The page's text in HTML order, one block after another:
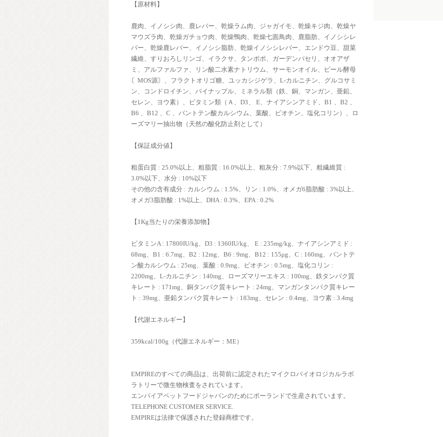
【原材料】
鹿肉、イノシシ肉、鹿レバー、乾燥ラム肉、ジャガイモ、乾燥キジ肉、乾燥ヤ
マウズラ肉、乾燥ガチョウ肉、乾燥鴨肉、乾燥七面鳥肉、鹿脂肪、イノシシレ
バー、乾燥鹿レバー、イノシシ脂肪、乾燥イノシシレバー、エンドウ豆、甜菜
繊維、すりおろしリンゴ、イラクサ、タンポポ、ガーデンパセリ、オオアザ
ミ、アルファルファ、リン酸二水素ナトリウム、サーモンオイル、ビール酵母
〘MOS源〙、フラクトオリゴ糖、ユッカシジゲラ、L-カルニチン、グルコサミ
ン、コンドロイチン、パイナップル、ミネラル類（鉄、銅、マンガン、亜鉛、
セレン、ヨウ素）、ビタミン類（Ａ、D3、 E、ナイアシンアミド、B1 、B2 、
B6 、B12 、C 、パントテン酸カルシウム、葉酸、ビオチン、塩化コリン）、ロ
ーズマリー抽出物（天然の酸化防止剤として）
【保証成分値】
粗蛋白質 : 25.0%以上、粗脂質 : 16.0%以上、粗灰分 : 7.9%以下、粗繊維質 :
3.0%以下、水分 : 10%以下
その他の含有成分 : カルシウム : 1.5%、リン : 1.0%、オメガ6脂肪酸 : 3%以上、
オメガ3脂肪酸 : 1%以上、DHA : 0.3%、EPA : 0.2%
【1Kg当たりの栄養添加物】
ビタミンA : 17800IU/kg、D3 : 1360IU/kg、 E : 235mg/kg、ナイアシンアミド :
68mg、B1 : 6.7mg、B2 : 12mg、B6 : 9mg、B12 : 155μg、C : 160mg、パントテ
ン酸カルシウム : 25mg、葉酸 : 0.9mg、ビオチン : 0.5mg、塩化コリン :
2200mg、L-カルニチン : 140mg、ローズマリーエキス : 100mg、鉄タンパク質
キレート : 171mg、銅タンパク質キレート : 24mg、マンガンタンパク質キレー
ト : 39mg、亜鉛タンパク質キレート : 183mg、セレン : 0.4mg、ヨウ素 : 3.4mg
【代謝エネルギー】
359kcal/100g（代謝エネルギー：ME）
EMPIREのすべての商品は、出荷前に認定されたマイクロバイオロジカルラボ
ラトリーで微生物検査をされています。
エンパイアペットフードジャパンのためにポーランドで生産されています。
TELEPHONE CUSTOMER SERVICE.
EMPIREは法律で保護された登録商標です。